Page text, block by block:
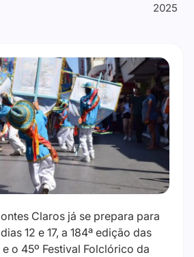
2025
Claros já se prepara para
12 e 17, a 184ª edição das
o 45º Festival Folclórico da